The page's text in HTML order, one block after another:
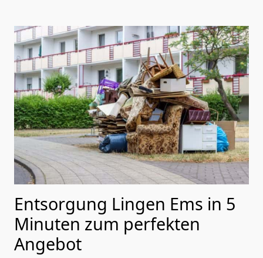
Entsorgung Lingen Ems in 5
Minuten zum perfekten
Angebot